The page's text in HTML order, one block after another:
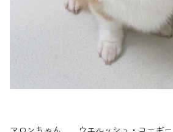
マロンちゃん ウエルッシュ・コーギー